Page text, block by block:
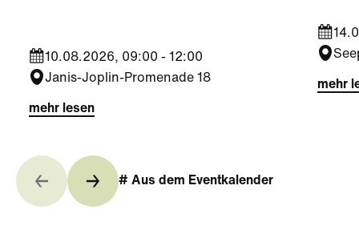
10.08.2026, 09:00 - 12:00
Janis-Joplin-Promenade 18
mehr lesen
mehr
# Aus dem Eventkalender